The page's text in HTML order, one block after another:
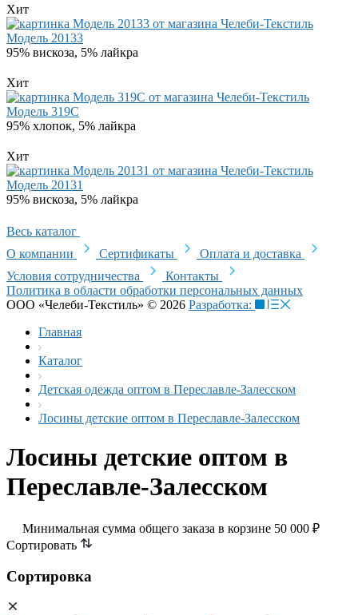
Хит
Модель 20133
95% вискоза, 5% лайкра
Хит
Модель 319C
95% хлопок, 5% лайкра
Хит
Модель 20131
95% вискоза, 5% лайкра
Весь каталог
О компании
Сертификаты
Оплата и доставка
Условия сотрудничества
Контакты
Политика в области обработки персональных данных
ООО «Челеби-Текстиль» © 2026 Разработка:
Главная
Каталог
Детская одежда оптом в Переславле-Залесском
Лосины детские оптом в Переславле-Залесском
Лосины детские оптом в
Переславле-Залесском
Минимальная сумма общего заказа в корзине 50 000 ₽
Сортировать
Сортировка